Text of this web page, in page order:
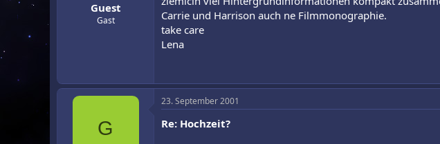
Guest
Gast
Carrie und Harrison auch ne Filmmonographie.
take care
Lena
G
23. September 2001
Re: Hochzeit?